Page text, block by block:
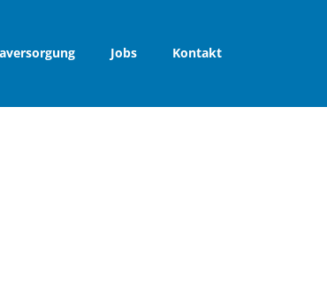
Jobs Kontakt